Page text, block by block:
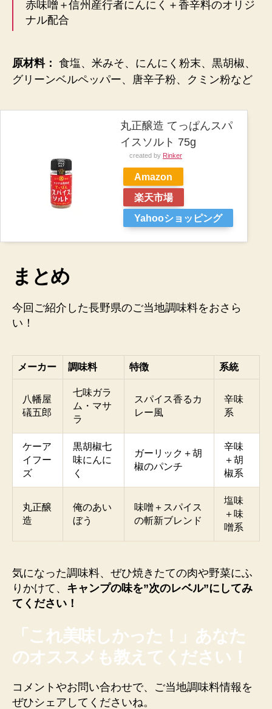
赤味噌＋信州産行者にんにく＋香辛料のオリジ
ナル配合
原材料： 食塩、米みそ、にんにく粉末、黒胡椒、
グリーンベルペッパー、唐辛子粉、クミン粉など
丸正醸造 てっぱんスパ
イスソルト 75g
created by Rinker
Amazon
楽天市場
Yahooショッピング
まとめ
今回ご紹介した長野県のご当地調味料をおさら
い！
メーカー 調味料 特徴 系統
八幡屋
礒五郎
七味ガラ
ム・マサ
ラ
スパイス香るカ
レー風
辛味
系
ケーア
イフー
ズ
黒胡椒七
味にんに
く
ガーリック＋胡
椒のパンチ
辛味
＋胡
椒系
丸正醸
造
俺のあい
ぼう
味噌＋スパイス
の斬新ブレンド
塩味
＋味
噌系
気になった調味料、ぜひ焼きたての肉や野菜にふ
りかけて、 キャンプの味を”次のレベル”にしてみ
てください！
「これ美味しかった！」あなた
のオススメも教えてください！
コメントやお問い合わせで、ご当地調味料情報を
ぜひシェアしてくださいね。